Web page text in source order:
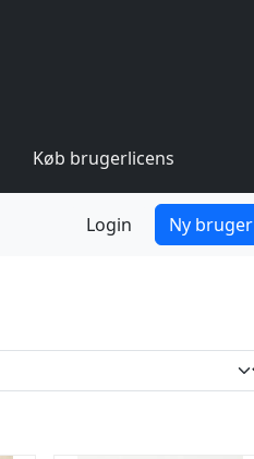
Køb brugerlicens
Login Ny bruger